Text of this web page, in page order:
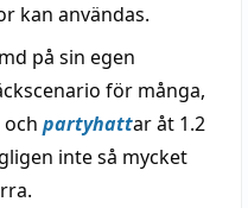
kan användas.
på sin egen
för många,
partyhattar åt 1.2
inte så mycket